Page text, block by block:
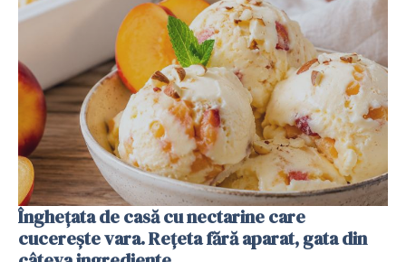
Înghețata de casă cu nectarine care
cucerește vara. Rețeta fără aparat, gata din